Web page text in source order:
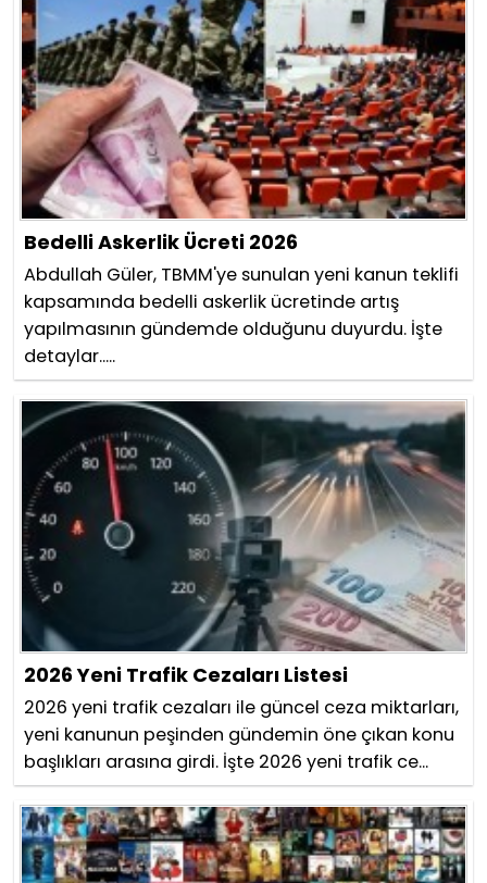
Bedelli Askerlik Ücreti 2026
Abdullah Güler, TBMM'ye sunulan yeni kanun teklifi
kapsamında bedelli askerlik ücretinde artış
yapılmasının gündemde olduğunu duyurdu. İşte
detaylar.....
2026 Yeni Trafik Cezaları Listesi
2026 yeni trafik cezaları ile güncel ceza miktarları,
yeni kanunun peşinden gündemin öne çıkan konu
başlıkları arasına girdi. İşte 2026 yeni trafik ce...